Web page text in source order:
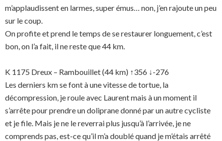
m’applaudissent en larmes, super émus… non, j’en rajoute un peu
sur le coup.
On profite et prend le temps de se restaurer longuement, c’est
bon, on l’a fait, il ne reste que 44 km.
K 1175 Dreux – Rambouillet (44 km) ↑356 ↓-276
Les derniers km se font à une vitesse de tortue, la
décompression, je roule avec Laurent mais à un moment il
s’arrête pour prendre un doliprane donné par un autre cycliste
et je file. Mais je ne le reverrai plus jusqu’à l’arrivée, je ne
comprends pas, est-ce qu’il m’a doublé quand je m’étais arrêté